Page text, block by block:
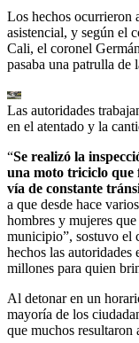
Los hechos ocurrieron
asistencial, y según el
Cali, el coronel
pasaba una patrulla de
Las autoridades
en el atentado y la
“Se realizó la
una moto triciclo que
vía de constante
a que desde hace
hombres y mujeres
municipio”, sostuvo el
hechos las autoridades
millones para quien
Al detonar en un
mayoría de los
que muchos resultaron